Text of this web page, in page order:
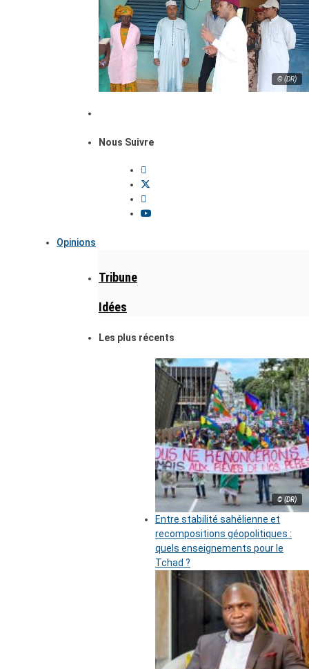
© (DR)
Nous Suivre
Opinions
Tribune
Idées
Les plus récents
© (DR)
Entre stabilité sahélienne et
recompositions géopolitiques :
quels enseignements pour le
Tchad ?